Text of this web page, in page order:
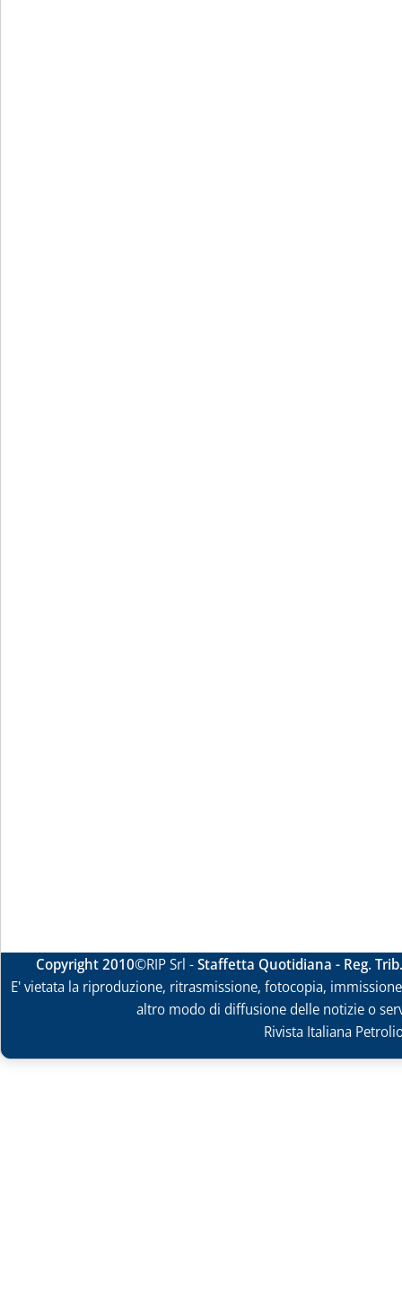
Copyright 2010©RIP Srl -Staffetta Quotidiana - Reg.
E' vietata la riproduzione, ritrasmissione, fotocopia,
altro modo di diffusione delle notizie o
Rivista Italiana